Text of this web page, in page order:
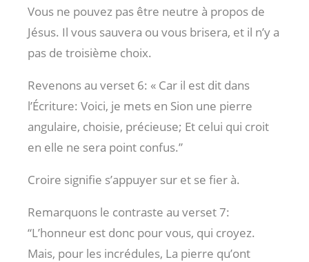
Vous ne pouvez pas être neutre à propos de
Jésus. Il vous sauvera ou vous brisera, et il n’y a
pas de troisième choix.
Revenons au verset 6: « Car il est dit dans
l’Écriture: Voici, je mets en Sion une pierre
angulaire, choisie, précieuse; Et celui qui croit
en elle ne sera point confus.”
Croire signifie s’appuyer sur et se fier à.
Remarquons le contraste au verset 7:
“L’honneur est donc pour vous, qui croyez.
Mais, pour les incrédules, La pierre qu’ont